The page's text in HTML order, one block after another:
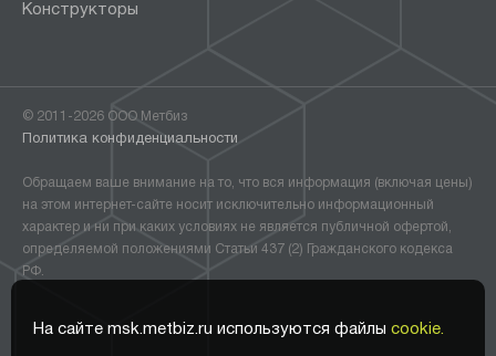
На сайте msk.metbiz.ru используются файлы cookie.
Конструкторы
© 2011-2026 ООО Метбиз
Политика конфиденциальности
Обращаем ваше внимание на то, что вся информация (включая цены)
на этом интернет-сайте носит исключительно информационный
характер и ни при каких условиях не является публичной офертой,
определяемой положениями Статьи 437 (2) Гражданского кодекса
РФ.